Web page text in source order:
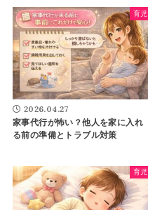
育児
2026.04.27
家事代行が怖い？他人を家に入れ
る前の準備とトラブル対策
育児